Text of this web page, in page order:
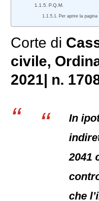
P.Q.M.
Per aprire la
Corte di
civile,
2021| n.
In
2041
che